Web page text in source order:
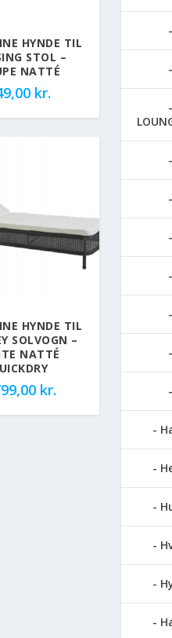
HYNDE TIL
STOL –
NATTÉ
kr.
HYNDE TIL
SOLVOGN –
NATTÉ
kr.